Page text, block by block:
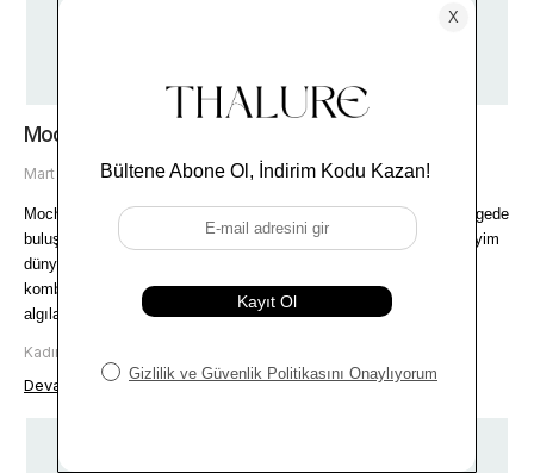
Mocha Mousse Rengi Nasıl Kombinlenir?
Mart 13, 2026
Mocha Mousse rengi, kahve ve kakao tonlarının yumuşak bir dengede
buluştuğu, sıcak alt tonlu ve doğal bir renk ailesini temsil eder. Giyim
dünyasında bu ton, sert kontrastlardan uzak duran yapısıyla
kombinlere derinlik kazandırır ve genel görünümün daha dengeli
algılanmasını destekler.
Kadın Giyim
Devamını oku